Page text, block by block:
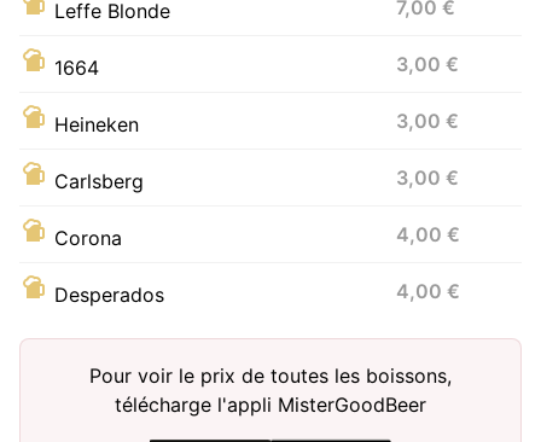
Leffe Blonde 7,00 €
1664 3,00 €
Heineken 3,00 €
Carlsberg 3,00 €
Corona 4,00 €
Desperados 4,00 €
Pour voir le prix de toutes les boissons,
télécharge l'appli MisterGoodBeer